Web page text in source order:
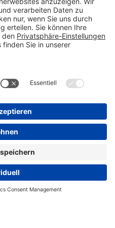
⧉
Pflichtangaben